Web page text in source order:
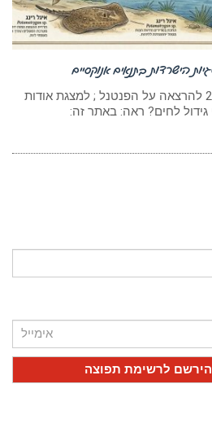
הישרדות בתנאים אנוקסיים
כתב: גילי חסקין; 28-05-2026 להרצאה על הפנטנל ; למצגת אודות
לחים? ראה: באתר זה: